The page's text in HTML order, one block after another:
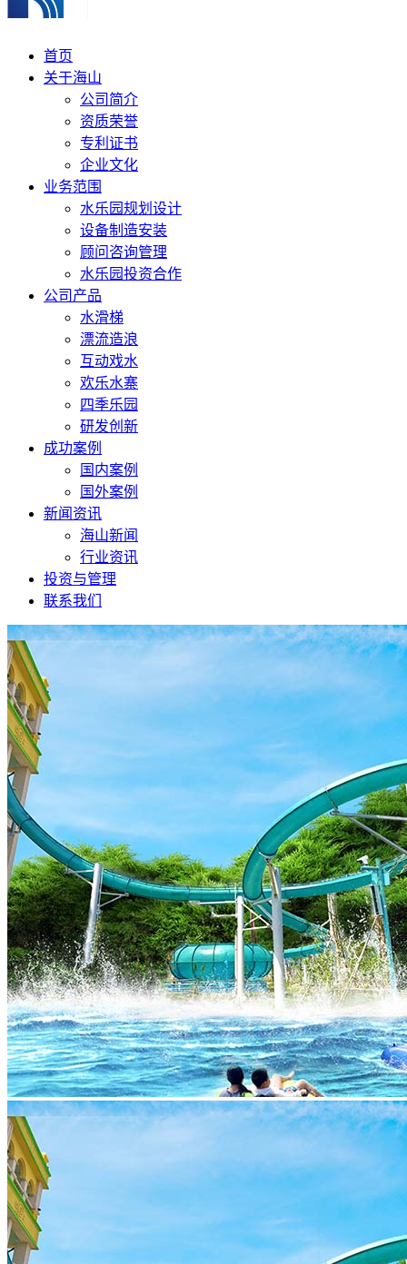
首页
关于海山
公司简介
资质荣誉
专利证书
企业文化
业务范围
水乐园规划设计
设备制造安装
顾问咨询管理
水乐园投资合作
公司产品
水滑梯
漂流造浪
互动戏水
欢乐水寨
四季乐园
研发创新
成功案例
国内案例
国外案例
新闻资讯
海山新闻
行业资讯
投资与管理
联系我们